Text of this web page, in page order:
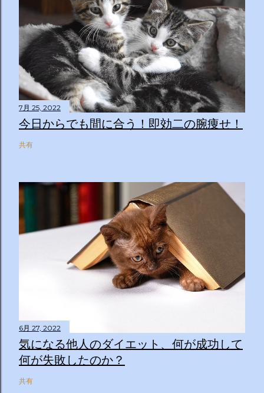
7月 25, 2022
今日からでも間に合う！即効二の腕痩せ！
共有
6月 27, 2022
気になる他人のダイエット、何が成功して
何が失敗したのか？
共有